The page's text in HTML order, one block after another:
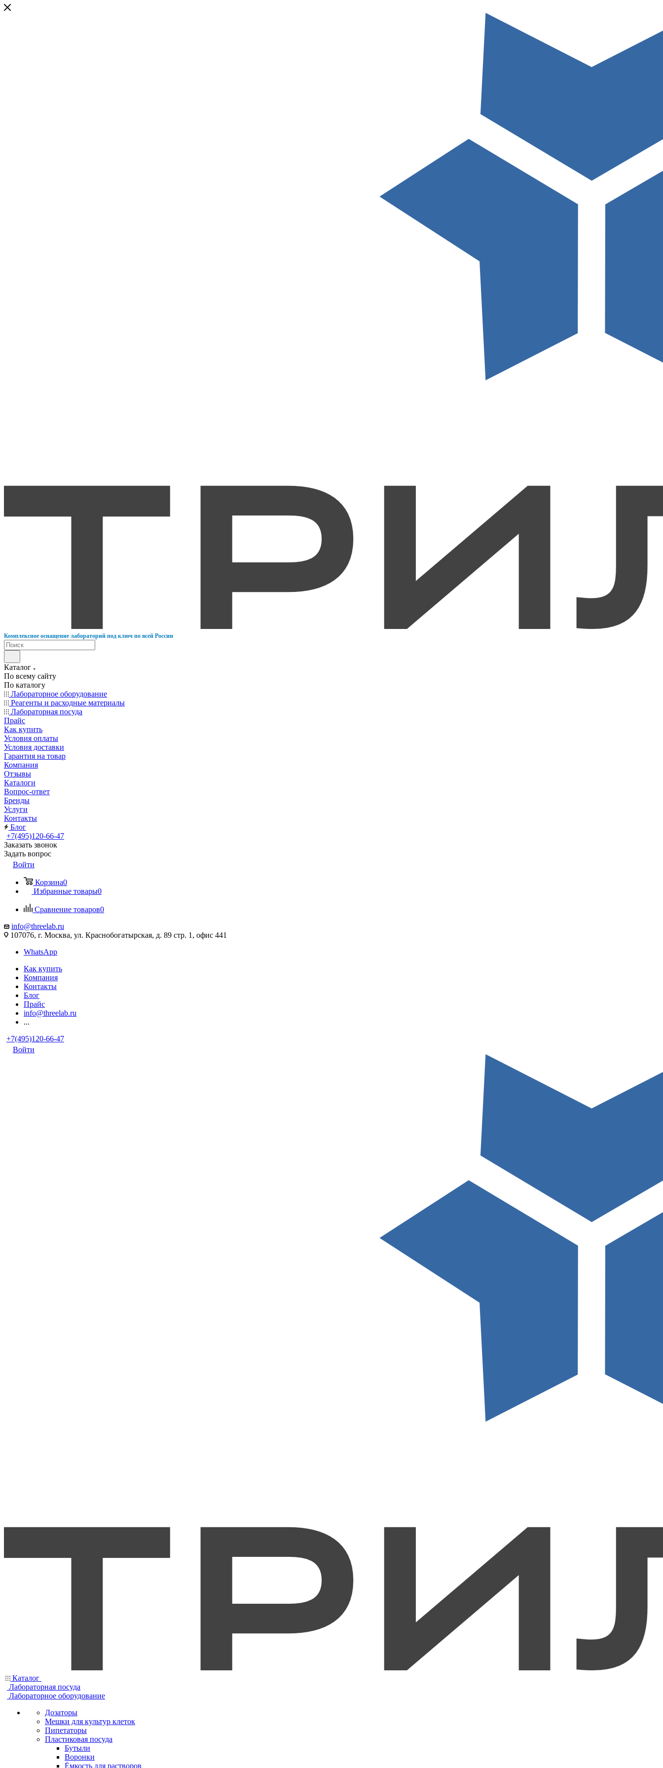
Комплексное оснащение лабораторий под ключ по всей России
Каталог
По всему сайту
По каталогу
Лабораторное оборудование
Реагенты и расходные материалы
Лабораторная посуда
Прайс
Как купить
Условия оплаты
Условия доставки
Гарантия на товар
Компания
Отзывы
Каталоги
Вопрос-ответ
Бренды
Услуги
Контакты
Блог
+7(495)120-66-47
Заказать звонок
Задать вопрос
Войти
Корзина0
Избранные товары0
Сравнение товаров0
info@threelab.ru
107076, г. Москва, ул. Краснобогатырская, д. 89 стр. 1, офис 441
WhatsApp
Как купить
Компания
Контакты
Блог
Прайс
info@threelab.ru
...
+7(495)120-66-47
Войти
Каталог
Лабораторная посуда
Лабораторное оборудование
Дозаторы
Мешки для культур клеток
Пипетаторы
Пластиковая посуда
Бутыли
Воронки
Ёмкость для растворов